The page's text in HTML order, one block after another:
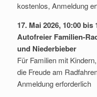
kostenlos, Anmeldung
17. Mai 2026, 10:00
Autofreier Familien-
und Niederbieber
Für Familien mit
die Freude am
Anmeldung erforderlich